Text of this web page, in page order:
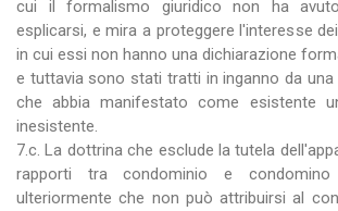
cui il formalismo giuridico non ha
esplicarsi, e mira a proteggere l'interesse
in cui essi non hanno una dichiarazione
e tuttavia sono stati tratti in inganno da
che abbia manifestato come esistente
inesistente.
7.c. La dottrina che esclude la tutela
rapporti tra condominio e condomino
ulteriormente che non può attribuirsi al